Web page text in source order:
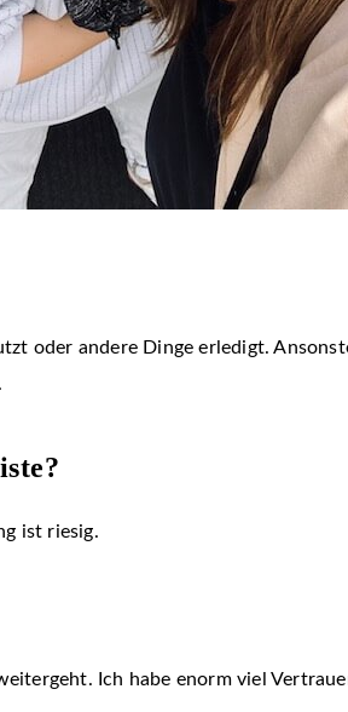
oder andere Dinge erledigt.
ist riesig.
Ich habe enorm viel